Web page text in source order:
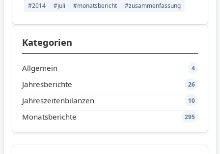
#2014 #juli #monatsbericht #zusammenfassung
Kategorien
Allgemein 4
Jahresberichte 26
Jahreszeitenbilanzen 10
Monatsberichte 295